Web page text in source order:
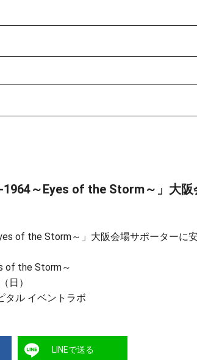
1964～Eyes of the Storm～」大
of the Storm～」大阪会場サポーターに
of the Storm～
日）
タル イベントラボ
LINEで送る